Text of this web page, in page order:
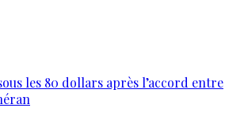
les 80 dollars après l’accord entre